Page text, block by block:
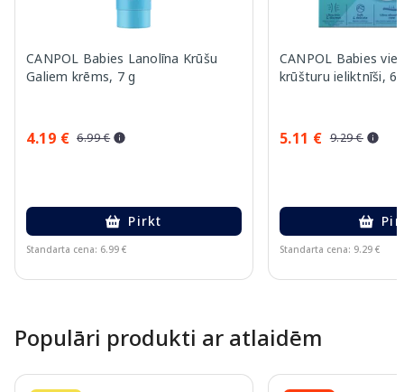
CANPOL Babies Lanolīna Krūšu
Galiem krēms, 7 g
4.19 € 6.99 €
Pirkt
Standarta cena: 6.99 €
CANPOL Babies
krūšturu ieliktnīši,
5.11 € 9.29 €
Standarta cena: 9.29 €
Populāri produkti ar atlaidēm